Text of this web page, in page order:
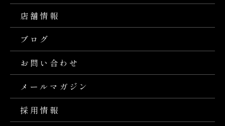
店舗情報
ブログ
お問い合わせ
メールマガジン
採用情報